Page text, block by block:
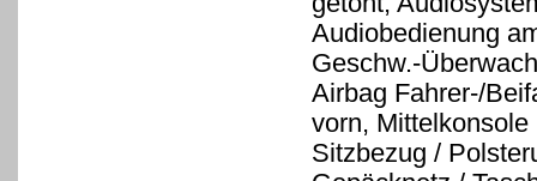
Audiobedienung
Geschw.-
Airbag Fahrer-/
vorn,
Sitzbezug /